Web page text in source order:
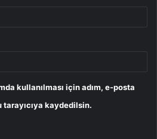
kullanılması için adım, e-posta
kaydedilsin.